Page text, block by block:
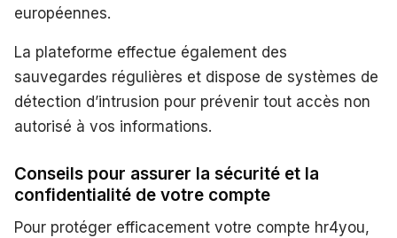
européennes.
La plateforme effectue également des
sauvegardes régulières et dispose de systèmes de
détection d’intrusion pour prévenir tout accès non
autorisé à vos informations.
Conseils pour assurer la sécurité et la
confidentialité de votre compte
Pour protéger efficacement votre compte hr4you,